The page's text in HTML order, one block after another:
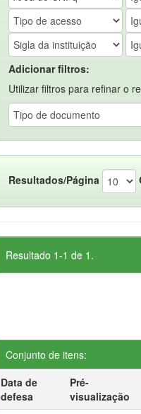
Adicionar filtros:
Utilizar filtros para refinar o
Resultados/Página
Resultado 1-1 de 1.
Conjunto de itens:
Data de
defesa
Pré-
visualização